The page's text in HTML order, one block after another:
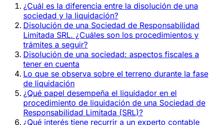
¿Cuál es la diferencia entre la disolución de una
sociedad y la liquidación?
Disolución de una Sociedad de Responsabilidad
Limitada SRL. ¿Cuáles son los procedimientos y
trámites a seguir?
Disolución de una sociedad: aspectos fiscales a
tener en cuenta
Lo que se observa sobre el terreno durante la fase
de liquidación
¿Qué papel desempeña el liquidador en el
procedimiento de liquidación de una Sociedad de
Responsabilidad Limitada (SRL)?
¿Qué interés tiene recurrir a un experto contable